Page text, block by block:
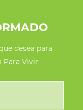
desea para
Para Vivir.